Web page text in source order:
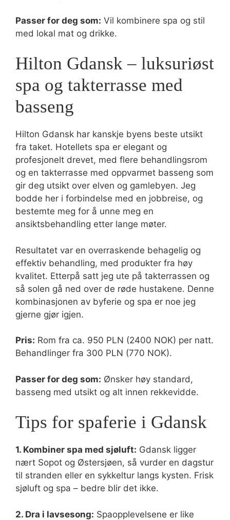
Passer for deg som: Vil kombinere spa og stil
med lokal mat og drikke.
Hilton Gdansk – luksuriøst
spa og takterrasse med
basseng
Hilton Gdansk har kanskje byens beste utsikt
fra taket. Hotellets spa er elegant og
profesjonelt drevet, med flere behandlingsrom
og en takterrasse med oppvarmet basseng som
gir deg utsikt over elven og gamlebyen. Jeg
bodde her i forbindelse med en jobbreise, og
bestemte meg for å unne meg en
ansiktsbehandling etter lange møter.
Resultatet var en overraskende behagelig og
effektiv behandling, med produkter fra høy
kvalitet. Etterpå satt jeg ute på takterrassen og
så solen gå ned over de røde hustakene. Denne
kombinasjonen av byferie og spa er noe jeg
gjerne gjør igjen.
Pris: Rom fra ca. 950 PLN (2400 NOK) per natt.
Behandlinger fra 300 PLN (770 NOK).
Passer for deg som: Ønsker høy standard,
basseng med utsikt og alt innen rekkevidde.
Tips for spaferie i Gdansk
1. Kombiner spa med sjøluft: Gdansk ligger
nært Sopot og Østersjøen, så vurder en dagstur
til stranden eller en sykkeltur langs kysten. Frisk
sjøluft og spa – bedre blir det ikke.
2. Dra i lavsesong: Spaopplevelsene er like